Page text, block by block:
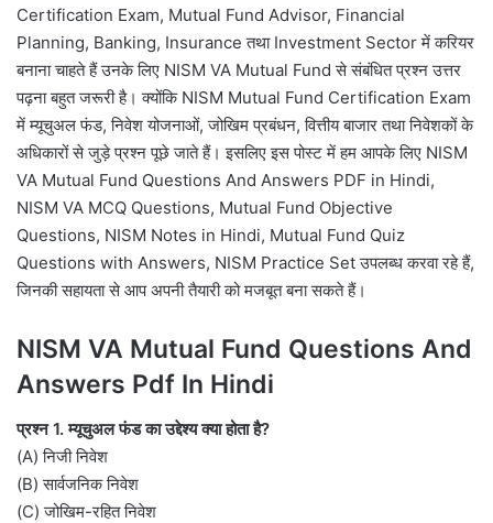
Certification Exam, Mutual Fund Advisor, Financial
Planning, Banking, Insurance तथा Investment Sector में करियर
बनाना चाहते हैं उनके लिए NISM VA Mutual Fund से संबंधित प्रश्न उत्तर
पढ़ना बहुत जरूरी है। क्योंकि NISM Mutual Fund Certification Exam
में म्यूचुअल फंड, निवेश योजनाओं, जोखिम प्रबंधन, वित्तीय बाजार तथा निवेशकों के
अधिकारों से जुड़े प्रश्न पूछे जाते हैं। इसलिए इस पोस्ट में हम आपके लिए NISM
VA Mutual Fund Questions And Answers PDF in Hindi,
NISM VA MCQ Questions, Mutual Fund Objective
Questions, NISM Notes in Hindi, Mutual Fund Quiz
Questions with Answers, NISM Practice Set उपलब्ध करवा रहे हैं,
जिनकी सहायता से आप अपनी तैयारी को मजबूत बना सकते हैं।
NISM VA Mutual Fund Questions And
Answers Pdf In Hindi
प्रश्न 1. म्यूचुअल फंड का उद्देश्य क्या होता है?
(A) निजी निवेश
(B) सार्वजनिक निवेश
(C) जोखिम-रहित निवेश